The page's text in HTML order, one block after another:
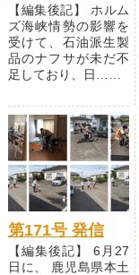
【編集後記】 ホルム
ズ海峡情勢の影響を
受けて、石油派生製
品のナフサが未だ不
足しており、日……
第171号 発信
【編集後記】 6月27
日に、 鹿児島県本土